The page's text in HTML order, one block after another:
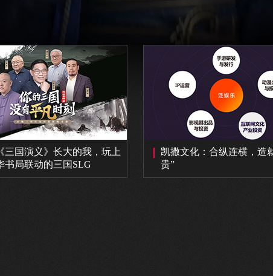
三国演义》长大的我，玩上
书局联动的三国SLG
凯撒文化：合纵连横，造
贵”